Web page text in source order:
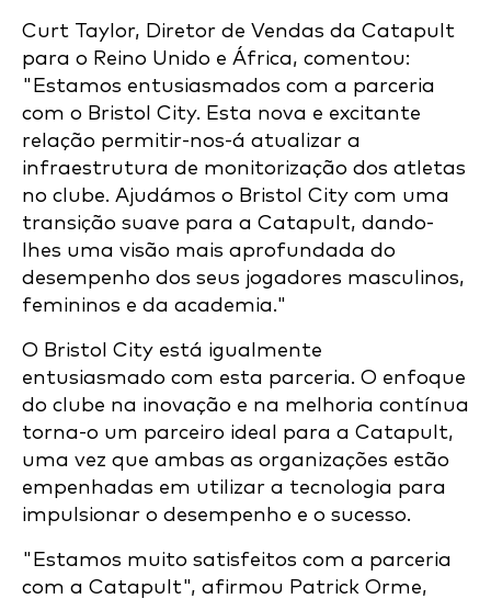
Curt Taylor, Diretor de Vendas da Catapult
para o Reino Unido e África, comentou:
"Estamos entusiasmados com a parceria
com o Bristol City. Esta nova e excitante
relação permitir-nos-á atualizar a
infraestrutura de monitorização dos atletas
no clube. Ajudámos o Bristol City com uma
transição suave para a Catapult, dando-
lhes uma visão mais aprofundada do
desempenho dos seus jogadores masculinos,
femininos e da academia."
O Bristol City está igualmente
entusiasmado com esta parceria. O enfoque
do clube na inovação e na melhoria contínua
torna-o um parceiro ideal para a Catapult,
uma vez que ambas as organizações estão
empenhadas em utilizar a tecnologia para
impulsionar o desempenho e o sucesso.
"Estamos muito satisfeitos com a parceria
com a Catapult", afirmou Patrick Orme,